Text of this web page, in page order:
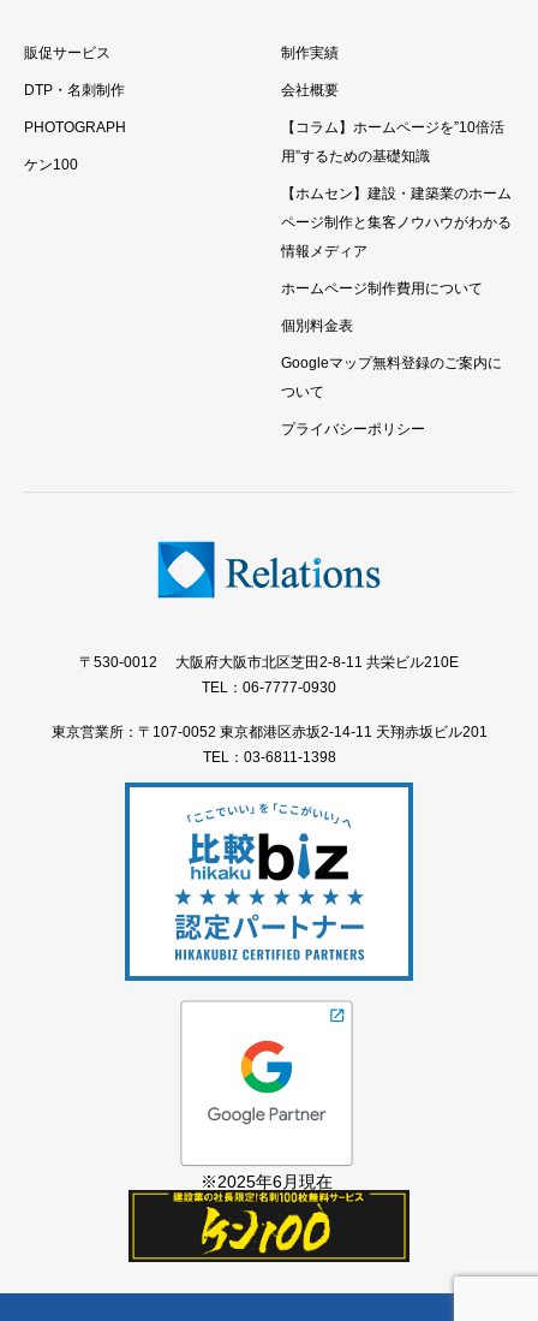
販促サービス
DTP・名刺制作
PHOTOGRAPH
ケン100
制作実績
会社概要
【コラム】ホームページを”10倍活
用”するための基礎知識
【ホムセン】建設・建築業のホーム
ページ制作と集客ノウハウがわかる
情報メディア
ホームページ制作費用について
個別料金表
Googleマップ無料登録のご案内に
ついて
プライバシーポリシー
〒530-0012 大阪府大阪市北区芝田2-8-11 共栄ビル210E
TEL：06-7777-0930
東京営業所：〒107-0052 東京都港区赤坂2-14-11 天翔赤坂ビル201
TEL：03-6811-1398
※2025年6月現在